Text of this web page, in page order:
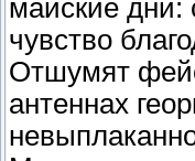
майские дни:
чувство
Отшумят
антеннах